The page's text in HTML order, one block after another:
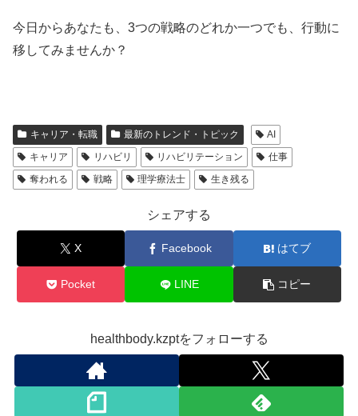
今日からあなたも、3つの戦略のどれか一つでも、行動に
移してみませんか？
キャリア・転職 最新のトレンド・トピック
AI
キャリア
リハビリ リハビリテーション
仕事
奪われる
戦略 理学療法士 生き残る
シェアする
X Facebook はてブ
Pocket LINE コピー
healthbody.kzptをフォローする